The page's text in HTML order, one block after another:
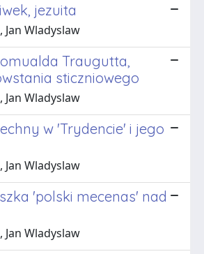
jezuita
Jan Wladyslaw
Traugutta,
sticzniowego
Jan Wladyslaw
w 'Trydencie' i jego
Jan Wladyslaw
'polski mecenas' nad
Jan Wladyslaw